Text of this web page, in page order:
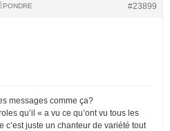
#23899
messages comme ça?
qu’il « a vu ce qu’ont vu tous les
c’est juste un chanteur de variété tout